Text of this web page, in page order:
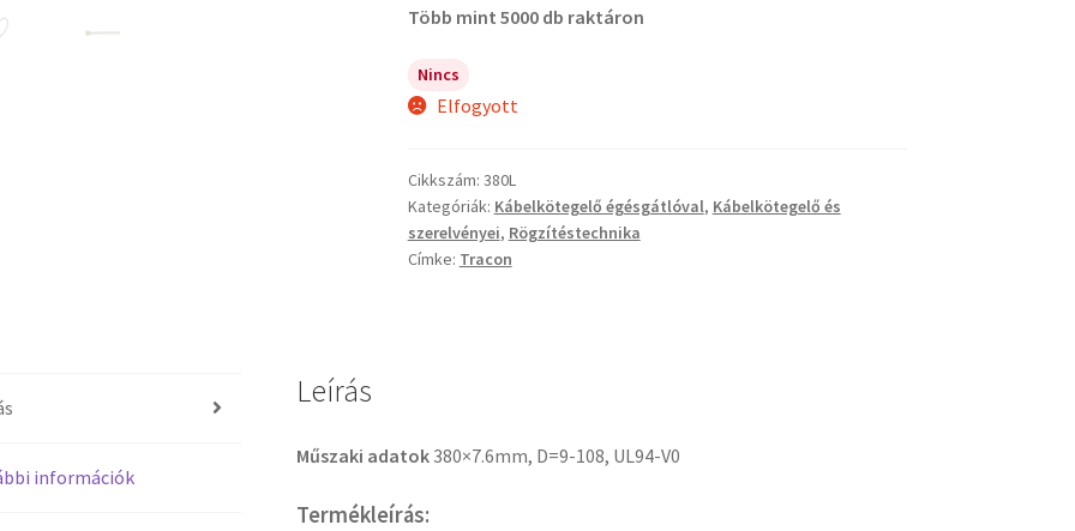
Több mint 5000 db raktáron
Nincs
Elfogyott
Cikkszám: 380L
Kategóriák: Kábelkötegelő égésgátlóval, Kábelkötegelő és
szerelvényei, Rögzítéstechnika
Címke: Tracon
információk
Leírás
Műszaki adatok380×7.6mm, D=9-108, UL94-V0
Termékleírás: